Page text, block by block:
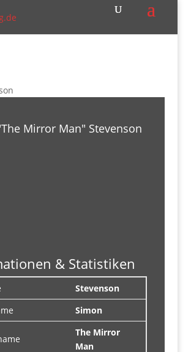
Mirror Man" Stevenson
& Statistiken
Stevenson
Simon
The Mirror
Man